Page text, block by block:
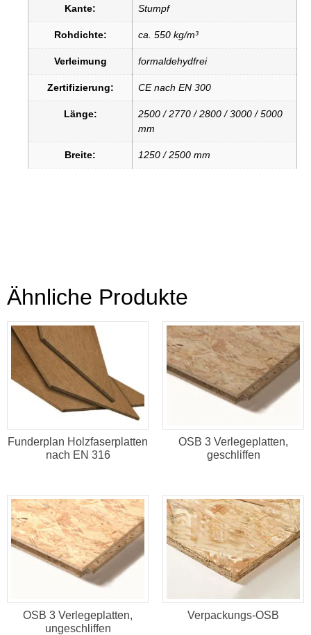
Kante: Stumpf
Rohdichte: ca. 550 kg/m³
Verleimung formaldehydfrei
Zertifizierung: CE nach EN 300
Länge:
2500 / 2770 / 2800 / 3000 / 5000
mm
Breite: 1250 / 2500 mm
Ähnliche Produkte
Funderplan Holzfaserplatten
nach EN 316
OSB 3 Verlegeplatten,
geschliffen
OSB 3 Verlegeplatten,
ungeschliffen
Verpackungs-OSB